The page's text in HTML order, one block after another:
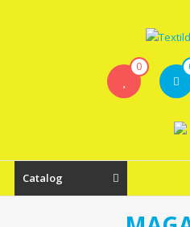
Textildance.md
0
Catalog